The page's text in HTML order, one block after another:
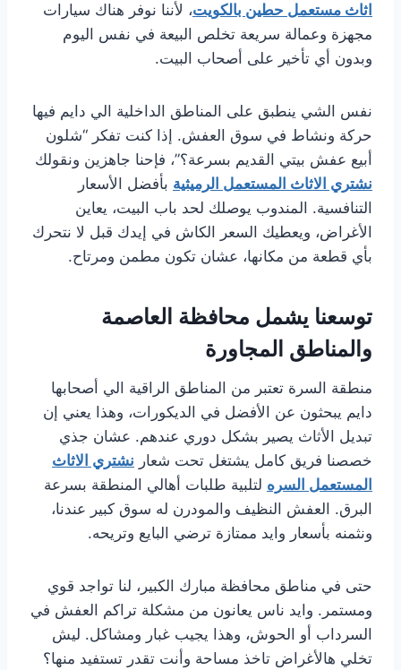
اثاث مستعمل حطين بالكويت، لأننا نوفر هناك سيارات
مجهزة وعمالة سريعة تخلص البيعة في نفس اليوم
وبدون أي تأخير على أصحاب البيت.
نفس الشي ينطبق على المناطق الداخلية الي دايم فيها
حركة ونشاط في سوق العفش. إذا كنت تفكر “شلون
أبيع عفش بيتي القديم بسرعة؟”، فإحنا جاهزين ونقولك
نشتري الاثاث المستعمل الرميثية بأفضل الأسعار
التنافسية. المندوب يوصلك لحد باب البيت، يعاين
الأغراض، ويعطيك السعر الكاش في إيدك قبل لا نتحرك
بأي قطعة من مكانها، عشان تكون مطمن ومرتاح.
توسعنا يشمل محافظة العاصمة
والمناطق المجاورة
منطقة السرة تعتبر من المناطق الراقية الي أصحابها
دايم يبحثون عن الأفضل في الديكورات، وهذا يعني إن
تبديل الأثاث يصير بشكل دوري عندهم. عشان جذي
خصصنا فريق كامل يشتغل تحت شعار نشتري الاثاث
المستعمل السره لتلبية طلبات أهالي المنطقة بسرعة
البرق. العفش النظيف والمودرن له سوق كبير عندنا،
ونثمنه بأسعار وايد ممتازة ترضي البايع وتريحه.
حتى في مناطق محافظة مبارك الكبير، لنا تواجد قوي
ومستمر. وايد ناس يعانون من مشكلة تراكم العفش في
السرداب أو الحوش، وهذا يجيب غبار ومشاكل. ليش
تخلي هالأغراض تاخذ مساحة وأنت تقدر تستفيد منها؟